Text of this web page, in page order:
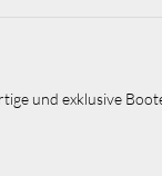
und exklusive